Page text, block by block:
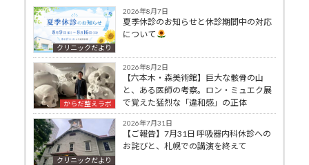
クリニックだより
2026年8月7日
夏季休診のお知らせと休診期間中の対応
について
からだ整えラボ
2026年8月2日
【六本木・森美術館】巨大な骸骨の山
と、ある医師の考察。ロン・ミュエク展
で覚えた猛烈な「違和感」の正体
クリニックだより
2026年7月31日
【ご報告】7月31日 呼吸器内科休診への
お詫びと、札幌での講演を終えて